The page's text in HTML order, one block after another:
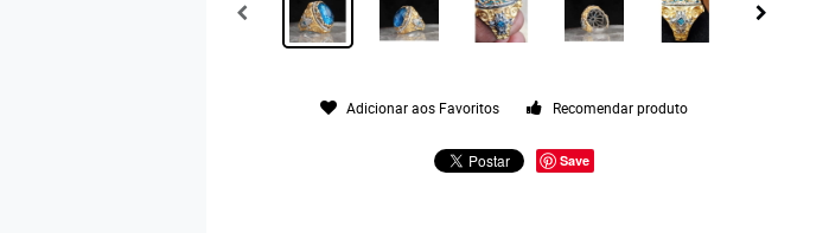
Adicionar aos Favoritos Recomendar produto
Save